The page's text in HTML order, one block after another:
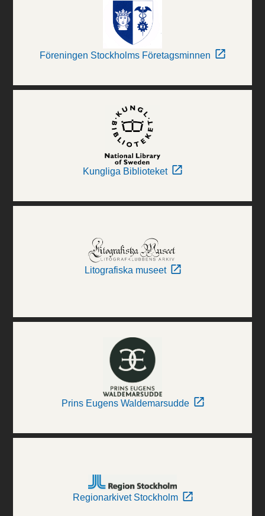
Föreningen Stockholms Företagsminnen
Kungliga Biblioteket
Litografiska museet
Prins Eugens Waldemarsudde
Regionarkivet Stockholm